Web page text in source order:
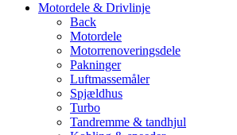
Motordele & Drivlinje
Back
Motordele
Motorrenoveringsdele
Pakninger
Luftmassemåler
Spjældhus
Turbo
Tandremme & tandhjul